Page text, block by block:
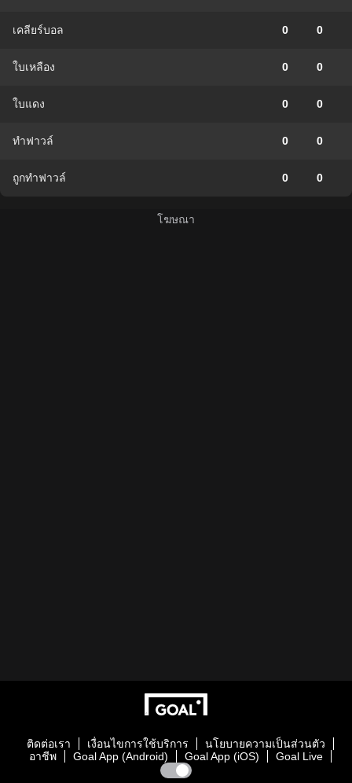
เคลียร์บอล 0 0
ใบเหลือง 0 0
ใบแดง 0 0
ทำฟาวล์ 0 0
ถูกทำฟาวล์ 0 0
ติดต่อเรา เงื่อนไขการใช้บริการ
นโยบายความเป็นส่วนตัว
อาชีพ
Goal App (Android) Goal App (iOS) Goal Live